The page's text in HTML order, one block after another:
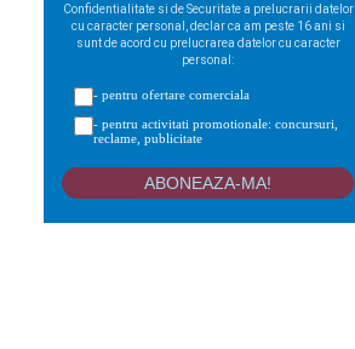
Confidentialitate si de Securitate a prelucrarii datelor
cu caracter personal, declar ca am peste 16 ani si
sunt de acord cu prelucrarea datelor cu caracter
personal:
- pentru ofertare comerciala
- pentru activitati promotionale: concursuri,
reclame, publicitate